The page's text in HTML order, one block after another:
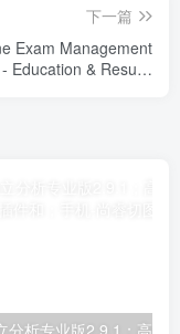
下一篇
Exam Management
Education & Results